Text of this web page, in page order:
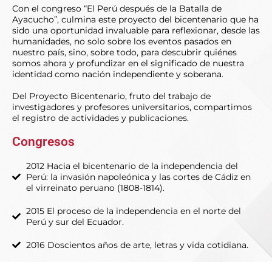
Con el congreso “El Perú después de la Batalla de
Ayacucho”, culmina este proyecto del bicentenario que ha
sido una oportunidad invaluable para reflexionar, desde las
humanidades, no solo sobre los eventos pasados en
nuestro país, sino, sobre todo, para descubrir quiénes
somos ahora y profundizar en el significado de nuestra
identidad como nación independiente y soberana.
Del Proyecto Bicentenario, fruto del trabajo de
investigadores y profesores universitarios, compartimos
el registro de actividades y publicaciones.
Congresos
2012 Hacia el bicentenario de la independencia del
Perú: la invasión napoleónica y las cortes de Cádiz en
el virreinato peruano (1808-1814).
2015 El proceso de la independencia en el norte del
Perú y sur del Ecuador.
2016 Doscientos años de arte, letras y vida cotidiana.